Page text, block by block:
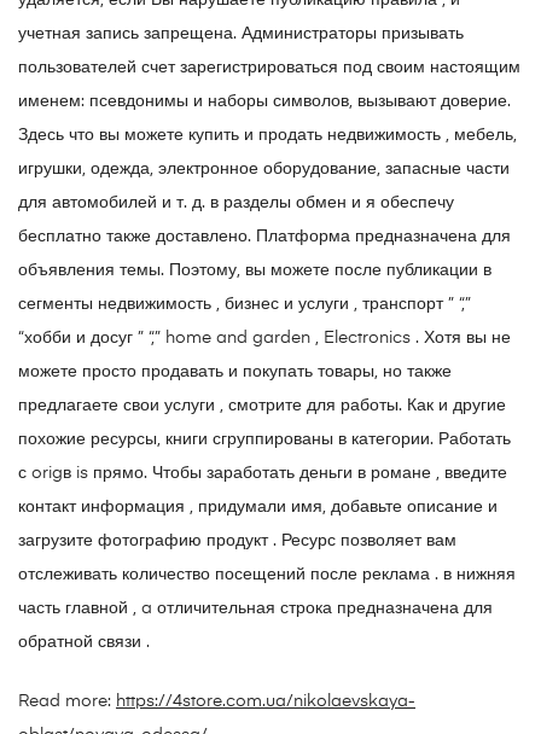
учетная запись запрещена. Администраторы призывать
пользователей счет зарегистрироваться под своим настоящим
именем: псевдонимы и наборы символов, вызывают доверие.
Здесь что вы можете купить и продать недвижимость , мебель,
игрушки, одежда, электронное оборудование, запасные части
для автомобилей и т. д. в разделы обмен и я обеспечу
бесплатно также доставлено. Платформа предназначена для
объявления темы. Поэтому, вы можете после публикации в
сегменты недвижимость , бизнес и услуги , транспорт ” “,”
“хобби и досуг ” “,” home and garden , Electronics . Хотя вы не
можете просто продавать и покупать товары, но также
предлагаете свои услуги , смотрите для работы. Как и другие
похожие ресурсы, книги сгруппированы в категории. Работать
с origв is прямо. Чтобы заработать деньги в романе , введите
контакт информация , придумали имя, добавьте описание и
загрузите фотографию продукт . Ресурс позволяет вам
отслеживать количество посещений после реклама . в нижняя
часть главной , a отличительная строка предназначена для
обратной связи .
Read more: https://4store.com.ua/nikolaevskaya-